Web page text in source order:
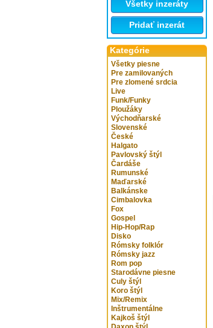
Všetky inzeráty
Pridať inzerát
Kategórie
Všetky piesne
Pre zamilovaných
Pre zlomené srdcia
Live
Funk/Funky
Ploužáky
Východňarské
Slovenské
České
Halgato
Pavlovský štýl
Čardáše
Rumunské
Maďarské
Balkánske
Cimbalovka
Fox
Gospel
Hip-Hop/Rap
Disko
Rómsky folklór
Rómsky jazz
Rom pop
Starodávne piesne
Culy štýl
Koro štýl
Mix/Remix
Inštrumentálne
Kajkoš štýl